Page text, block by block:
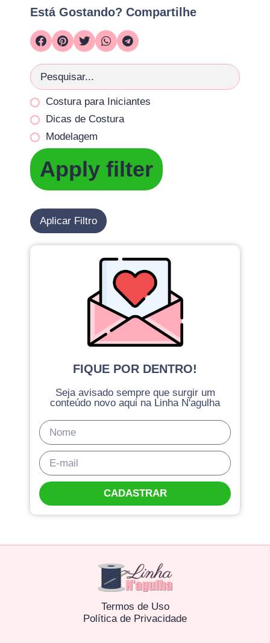
Está Gostando? Compartilhe
Costura para Iniciantes
Dicas de Costura
Modelagem
Apply filter
Aplicar Filtro
FIQUE POR DENTRO!
Seja avisado sempre que surgir um
conteúdo novo aqui na Linha N'agulha
CADASTRAR
Termos de Uso
Política de Privacidade